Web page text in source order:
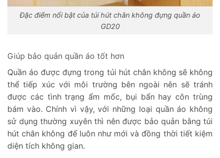
Đặc điểm nổi bật của túi hút chân không đựng quần áo
GD20
Giúp bảo quản quần áo tốt hơn
Quần áo được đựng trong túi hút chân không sẽ không
thể tiếp xúc với môi trường bên ngoài nên sẽ tránh
được các tình trạng ẩm mốc, bụi bẩn hay côn trùng
bám vào. Chính vì vậy, với những loại quần áo không
sử dụng thường xuyên thì nên được bảo quản bằng túi
hút chân không để luôn như mới và đồng thời tiết kiệm
diện tích không gian.